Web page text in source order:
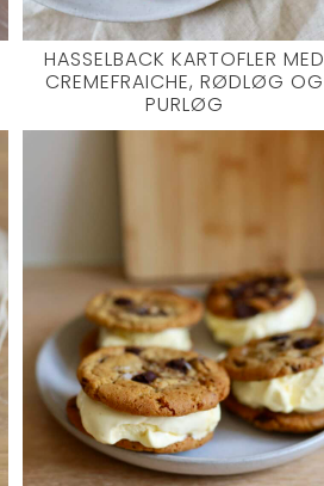
HASSELBACK KARTOFLER MED
CREMEFRAICHE, RØDLØG OG
PURLØG